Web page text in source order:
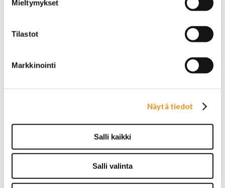
Mieltymykset
Tilastot
Markkinointi
Näytä tiedot
Salli kaikki
Salli valinta
Ovipeilit
Dodge
Ford
Valoraudat